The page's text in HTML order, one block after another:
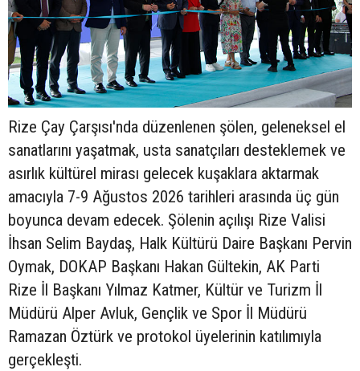
Rize Çay Çarşısı'nda düzenlenen şölen, geleneksel el
sanatlarını yaşatmak, usta sanatçıları desteklemek ve
asırlık kültürel mirası gelecek kuşaklara aktarmak
amacıyla 7-9 Ağustos 2026 tarihleri arasında üç gün
boyunca devam edecek. Şölenin açılışı Rize Valisi
İhsan Selim Baydaş, Halk Kültürü Daire Başkanı Pervin
Oymak, DOKAP Başkanı Hakan Gültekin, AK Parti
Rize İl Başkanı Yılmaz Katmer, Kültür ve Turizm İl
Müdürü Alper Avluk, Gençlik ve Spor İl Müdürü
Ramazan Öztürk ve protokol üyelerinin katılımıyla
gerçekleşti.